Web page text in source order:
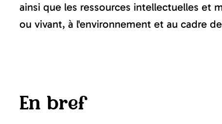
ainsi que les ressources intellectuelles et
ou vivant, à l'environnement et au cadre
En bref